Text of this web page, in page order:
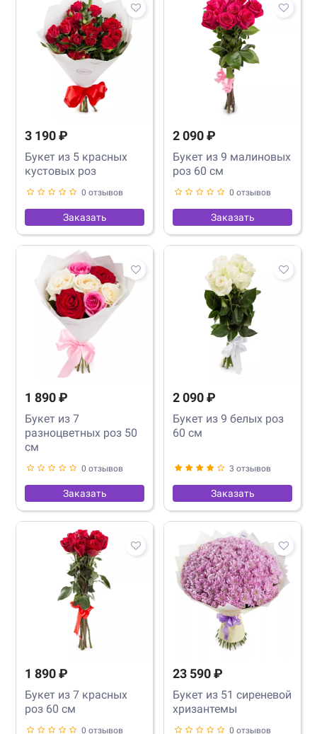
3 190 ₽
Букет из 5 красных
кустовых роз
0 отзывов
Заказать
2 090 ₽
Букет из 9 малиновых
роз 60 см
0 отзывов
Заказать
1 890 ₽
Букет из 7
разноцветных роз 50
см
0 отзывов
Заказать
2 090 ₽
Букет из 9 белых роз
60 см
3 отзывов
Заказать
1 890 ₽
Букет из 7 красных
роз 60 см
0 отзывов
23 590 ₽
Букет из 51 сиреневой
хризантемы
0 отзывов